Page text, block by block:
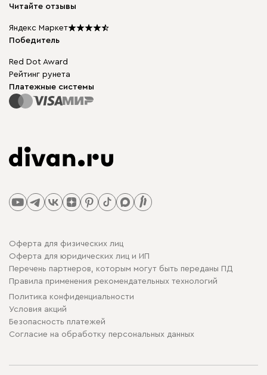
Подарочные сертификаты
Мы в прессе
Столы и стулья
Читайте отзывы
Яндекс Маркет
Победитель
Red Dot Award
Рейтинг рунета
Платежные системы
Оферта для физических лиц
Оферта для юридических лиц и ИП
Перечень партнеров, которым могут быть переданы ПД
Правила применения рекомендательных технологий
Политика конфиденциальности
Условия акций
Безопасность платежей
Cогласие на обработку персональных данных